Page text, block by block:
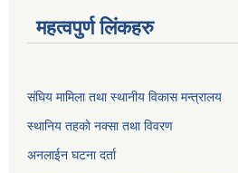
महत्वपुर्ण लिंकहरु
संघिय मामिला तथा स्थानीय विकास मन्त्रालय
स्थानिय तहकाे नक्सा तथा विवरण
अनलाईन घटना दर्ता